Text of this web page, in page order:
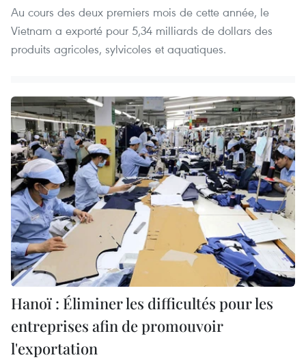
Au cours des deux premiers mois de cette année, le
Vietnam a exporté pour 5,34 milliards de dollars des
produits agricoles, sylvicoles et aquatiques.
Hanoï : Éliminer les difficultés pour les
entreprises afin de promouvoir
l'exportation